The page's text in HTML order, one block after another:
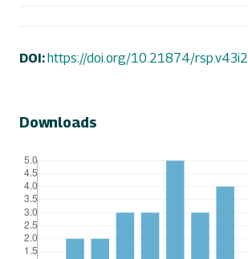
DOI:https://doi.org/10.21874/
Downloads